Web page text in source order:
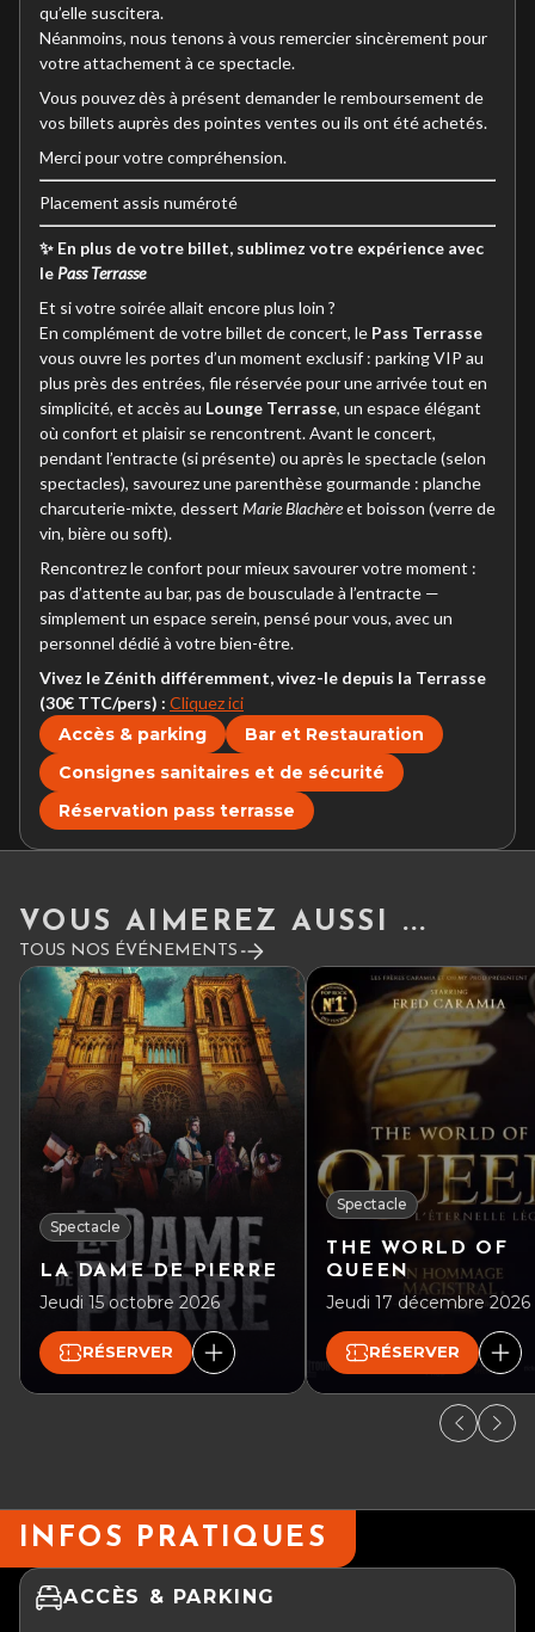
qu’elle suscitera.
Néanmoins, nous tenons à vous remercier sincèrement pour
votre attachement à ce spectacle.
Vous pouvez dès à présent demander le remboursement de
vos billets auprès des pointes ventes ou ils ont été achetés.
Merci pour votre compréhension.
Placement assis numéroté
✨ En plus de votre billet, sublimez votre expérience avec
le Pass Terrasse
Et si votre soirée allait encore plus loin ?
En complément de votre billet de concert, le Pass Terrasse
vous ouvre les portes d’un moment exclusif : parking VIP au
plus près des entrées, file réservée pour une arrivée tout en
simplicité, et accès au Lounge Terrasse, un espace élégant
où confort et plaisir se rencontrent. Avant le concert,
pendant l’entracte (si présente) ou après le spectacle (selon
spectacles), savourez une parenthèse gourmande : planche
charcuterie-mixte, dessert Marie Blachèreet boisson (verre de
vin, bière ou soft).
Rencontrez le confort pour mieux savourer votre moment :
pas d’attente au bar, pas de bousculade à l’entracte —
simplement un espace serein, pensé pour vous, avec un
personnel dédié à votre bien-être.
Vivez le Zénith différemment, vivez-le depuis la Terrasse
(30€ TTC/pers) : Cliquez ici
Accès & parking
Bar et Restauration
Consignes sanitaires et de sécurité
Réservation pass terrasse
VOUS AIMEREZ AUSSI ...
TOUS NOS ÉVÉNEMENTS
Spectacle
LA DAME DE PIERRE
Jeudi 15 octobre 2026
RÉSERVER
Spectacle
THE WORLD OF
QUEEN
Jeudi 17 décembre 2026
RÉSERVER
INFOS PRATIQUES
ACCÈS & PARKING